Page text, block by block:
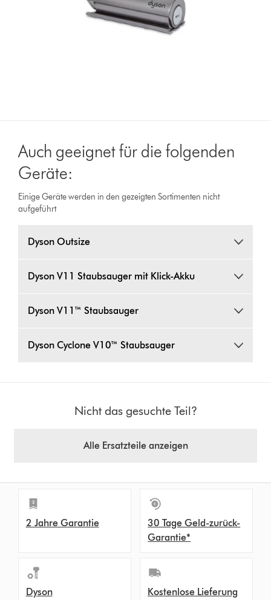
Auch geeignet für die folgenden
Geräte:
Einige Geräte werden in den gezeigten Sortimenten nicht
aufgeführt
Dyson Outsize
Dyson V11 Staubsauger mit Klick-Akku
Dyson V11™ Staubsauger
Dyson Cyclone V10™ Staubsauger
Nicht das gesuchte Teil?
Alle Ersatzteile anzeigen
2 Jahre Garantie
30 Tage Geld-zurück-
Garantie*
Dyson
Kostenlose Lieferung